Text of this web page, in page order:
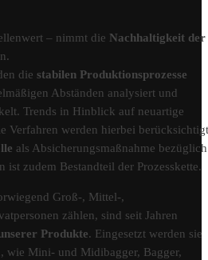
– nimmt die Nachhaltigkeit der
die stabilen Produktionsprozesse
Abständen analysiert und
Trends in Hinblick auf neuartige
Verfahren werden hierbei
als Absicherungsmaßnahme bezüglich
ist zudem Bestandteil der Prozesskette.
Groß-, Mittel-,
zählen, sind seit Jahren
Produkte. Eingesetzt werden sie
wie Mini- und Midibagger, Bagger,